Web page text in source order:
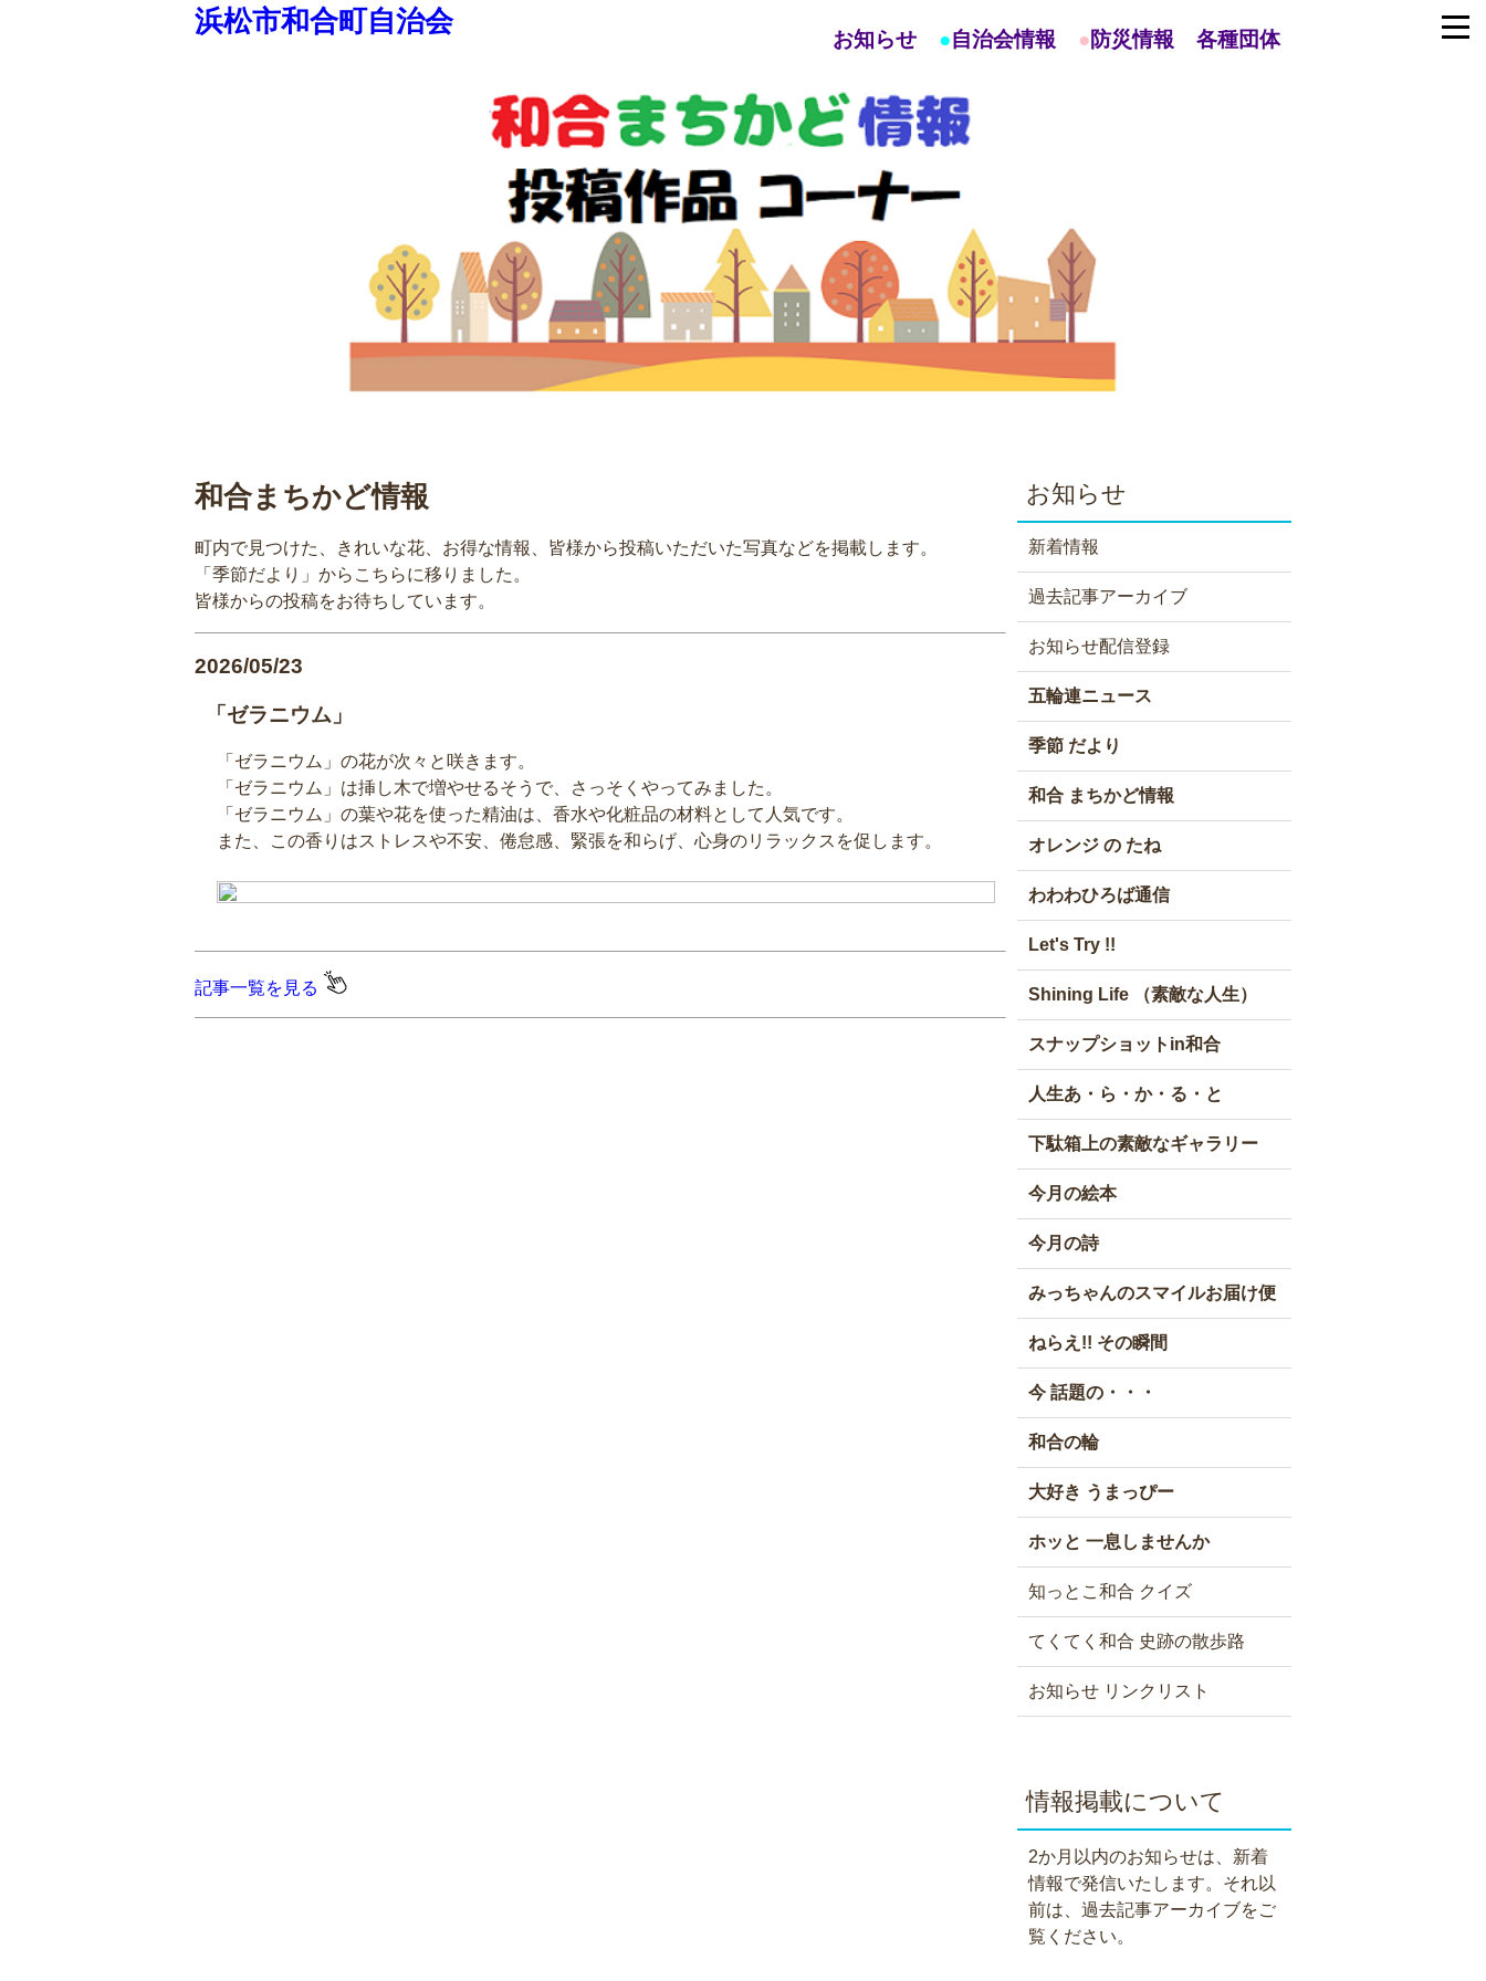
浜松市和合町自治会
お知らせ ●自治会情報 ●防災情報 各種団体
和合まちかど情報
町内で見つけた、きれいな花、お得な情報、皆様から投稿いただいた写真などを掲載します。
「季節だより」からこちらに移りました。
皆様からの投稿をお待ちしています。
2026/05/23
「ゼラニウム」
「ゼラニウム」の花が次々と咲きます。
「ゼラニウム」は挿し木で増やせるそうで、さっそくやってみました。
「ゼラニウム」の葉や花を使った精油は、香水や化粧品の材料として人気です。
また、この香りはストレスや不安、倦怠感、緊張を和らげ、心身のリラックスを促します。
記事一覧を見る
お知らせ
新着情報
過去記事アーカイブ
お知らせ配信登録
五輪連ニュース
季節 だより
和合 まちかど情報
オレンジ の たね
わわわひろば通信
Let's Try !!
Shining Life （素敵な人生）
スナップショットin和合
人生あ・ら・か・る・と
下駄箱上の素敵なギャラリー
今月の絵本
今月の詩
みっちゃんのスマイルお届け便
ねらえ!! その瞬間
今 話題の・・・
和合の輪
大好き うまっぴー
ホッと 一息しませんか
知っとこ和合 クイズ
てくてく和合 史跡の散歩路
お知らせ リンクリスト
情報掲載について
2か月以内のお知らせは、新着
情報で発信いたします。それ以
前は、過去記事アーカイブをご
覧ください。